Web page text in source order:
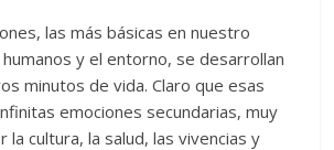
las más básicas en nuestro
y el entorno, se desarrollan
minutos de vida. Claro que esas
emociones secundarias, muy
la cultura, la salud, las vivencias y